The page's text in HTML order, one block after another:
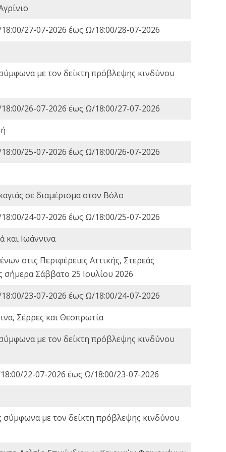
27-07-2026 έως Ω/18:00/28-07-2026
με τον δείκτη πρόβλεψης κινδύνου
26-07-2026 έως Ω/18:00/27-07-2026
25-07-2026 έως Ω/18:00/26-07-2026
σε διαμέρισμα στον Βόλο
24-07-2026 έως Ω/18:00/25-07-2026
και Ιωάννινα
στις Περιφέρειες Αττικής, Στερεάς
σήμερα Σάββατο 25 Ιουλίου 2026
23-07-2026 έως Ω/18:00/24-07-2026
Σέρρες και Θεσπρωτία
με τον δείκτη πρόβλεψης κινδύνου
22-07-2026 έως Ω/18:00/23-07-2026
με τον δείκτη πρόβλεψης κινδύνου